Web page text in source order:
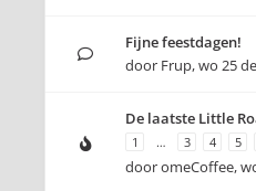
Fijne feestdagen!
door Frup,wo 25
De laatste Little
1 … 3 4 5
dooromeCoffee,